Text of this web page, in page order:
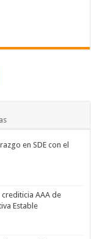
en SDE con el
AAA de
Estable